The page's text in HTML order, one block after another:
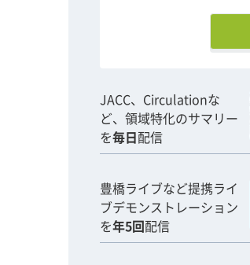
JACC、Circulationな
ど、領域特化のサマリー
を毎日 配信
豊橋ライブなど提携ライ
ブデモンストレーション
を年5回 配信